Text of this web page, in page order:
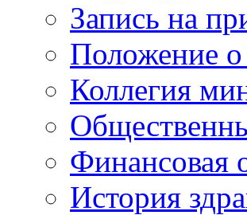
Запись на
Положение
Коллегия
Финансовая
История